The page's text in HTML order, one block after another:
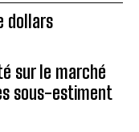
dollars
sur le marché
sous-estiment